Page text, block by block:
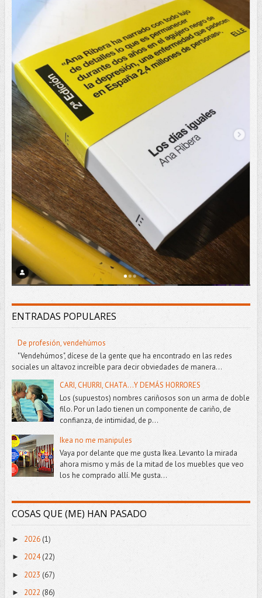
ENTRADAS POPULARES
De profesión, vendehúmos
"Vendehúmos", dícese de la gente que ha encontrado en las redes
sociales un altavoz increíble para decir obviedades de manera...
CARI, CHURRI, CHATA...Y DEMÁS HORRORES
Los (supuestos) nombres cariñosos son un arma de doble
filo. Por un lado tienen un componente de cariño, de
confianza, de intimidad, de p...
Ikea no me manipules
Vaya por delante que me gusta Ikea. Levanto la mirada
ahora mismo y más de la mitad de los muebles que veo
los he comprado allí. Me gusta...
COSAS QUE (ME) HAN PASADO
► 2026 (1)
► 2024(22)
► 2023 (67)
► 2022 (86)